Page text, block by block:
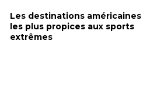
Les destinations américaines
les plus propices aux sports
extrêmes